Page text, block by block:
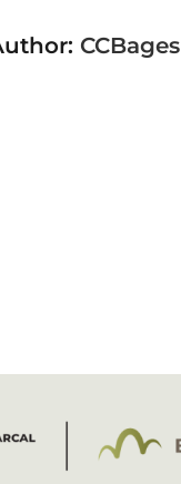
CCBages